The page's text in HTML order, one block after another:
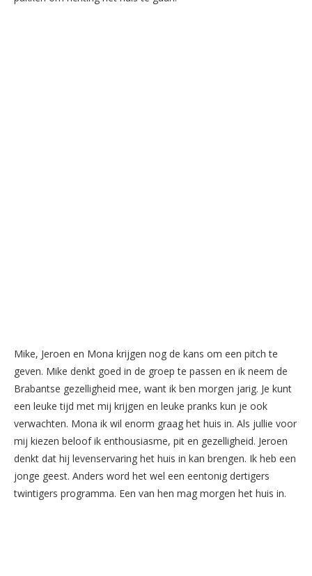
Mike, Jeroen en Mona krijgen nog de kans om een pitch te
geven. Mike denkt goed in de groep te passen en ik neem de
Brabantse gezelligheid mee, want ik ben morgen jarig. Je kunt
een leuke tijd met mij krijgen en leuke pranks kun je ook
verwachten. Mona ik wil enorm graag het huis in. Als jullie voor
mij kiezen beloof ik enthousiasme, pit en gezelligheid. Jeroen
denkt dat hij levenservaring het huis in kan brengen. Ik heb een
jonge geest. Anders word het wel een eentonig dertigers
twintigers programma. Een van hen mag morgen het huis in.